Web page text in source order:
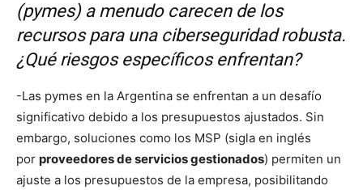
(pymes) a menudo carecen de los
recursos para una ciberseguridad robusta.
¿Qué riesgos específicos enfrentan?
-Las pymes en la Argentina se enfrentan a un desafío
significativo debido a los presupuestos ajustados. Sin
embargo, soluciones como los MSP (sigla en inglés
por proveedores de servicios gestionados) permiten un
ajuste a los presupuestos de la empresa, posibilitando